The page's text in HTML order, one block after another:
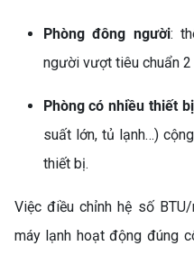
Phòng đông người:
người vượt tiêu chuẩn
Phòng có nhiều thiết
suất lớn, tủ lạnh…)
thiết bị.
Việc điều chỉnh hệ số
máy lạnh hoạt động đúng